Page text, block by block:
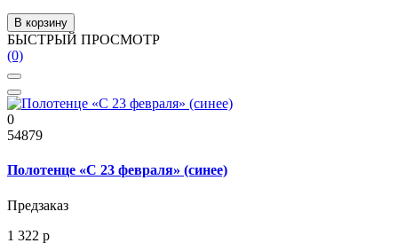
В корзину
БЫСТРЫЙ ПРОСМОТР
(0)
0
54879
Полотенце «С 23 февраля» (синее)
Предзаказ
1 322 р